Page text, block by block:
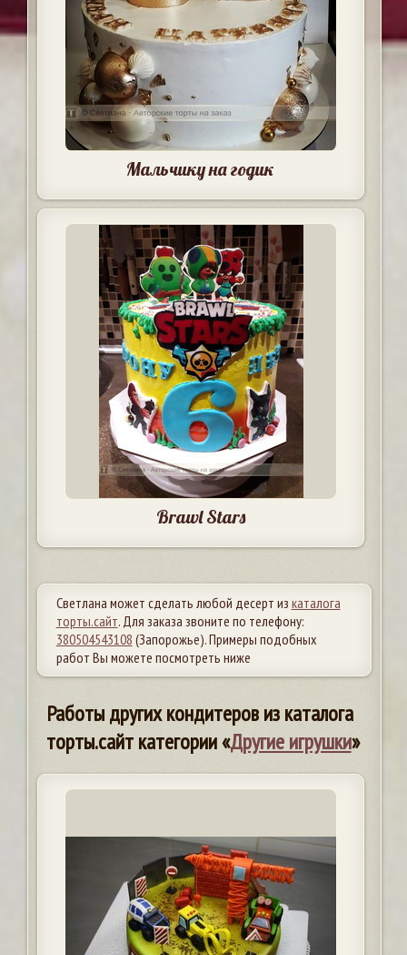
Мальчику на годик
Brawl Stars
Светлана может сделать любой десерт из каталога
торты.сайт. Для заказа звоните по телефону:
380504543108 (Запорожье). Примеры подобных
работ Вы можете посмотреть ниже
Работы других кондитеров из каталога
торты.сайт категории «Другие игрушки»